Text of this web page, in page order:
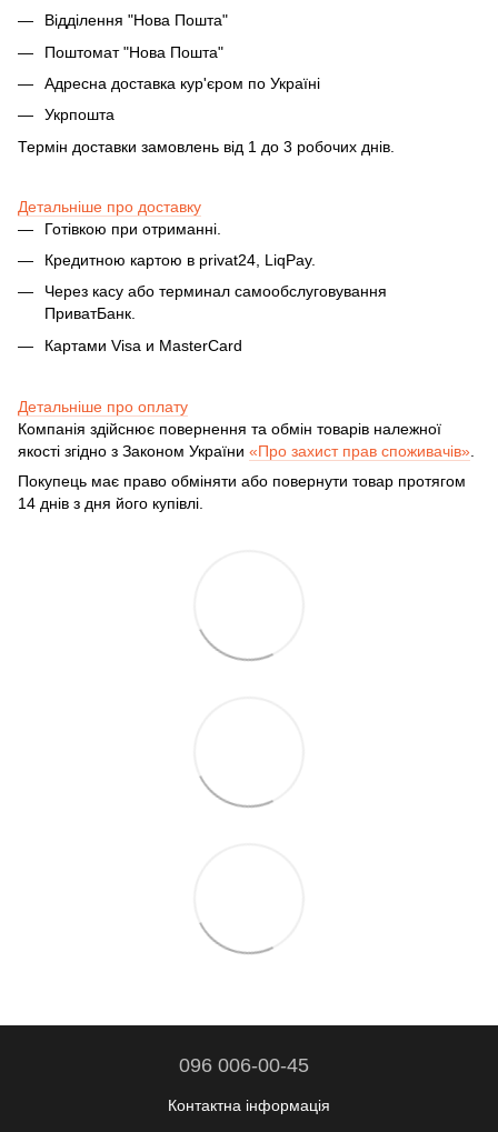
Відділення "Нова Пошта"
Поштомат "Нова Пошта"
Адресна доставка кур'єром по Україні
Укрпошта
Термін доставки замовлень від 1 до 3 робочих днів.
Детальніше про доставку
Готівкою при отриманні.
Кредитною картою в privat24, LiqPay.
Через касу або терминал самообслуговування
ПриватБанк.
Картами Visa и MasterCard
Детальніше про оплату
Компанія здійснює повернення та обмін товарів належної
якості згідно з Законом України «Про захист прав споживачів».
Покупець має право обміняти або повернути товар протягом
14 днів з дня його купівлі.
096 006-00-45
Контактна інформація